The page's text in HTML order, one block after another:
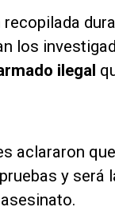
los
ilegal
aclararon
y será